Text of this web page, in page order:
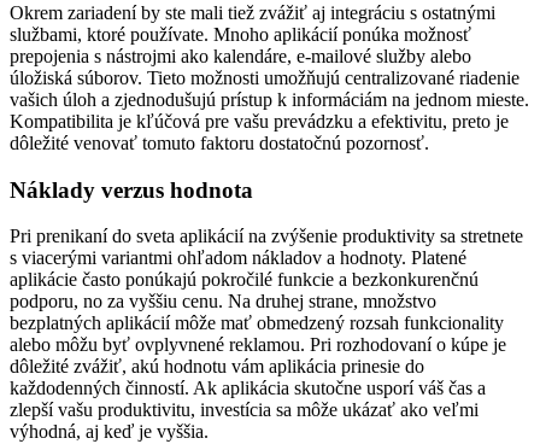
Okrem zariadení by ste mali tiež zvážiť aj integráciu s ostatnými
službami, ktoré používate. Mnoho aplikácií ponúka možnosť
prepojenia s nástrojmi ako kalendáre, e-mailové služby alebo
úložiská súborov. Tieto možnosti umožňujú centralizované riadenie
vašich úloh a zjednodušujú prístup k informáciám na jednom mieste.
Kompatibilita je kľúčová pre vašu prevádzku a efektivitu, preto je
dôležité venovať tomuto faktoru dostatočnú pozornosť.
Náklady verzus hodnota
Pri prenikaní do sveta aplikácií na zvýšenie produktivity sa stretnete
s viacerými variantmi ohľadom nákladov a hodnoty. Platené
aplikácie často ponúkajú pokročilé funkcie a bezkonkurenčnú
podporu, no za vyššiu cenu. Na druhej strane, množstvo
bezplatných aplikácií môže mať obmedzený rozsah funkcionality
alebo môžu byť ovplyvnené reklamou. Pri rozhodovaní o kúpe je
dôležité zvážiť, akú hodnotu vám aplikácia prinesie do
každodenných činností. Ak aplikácia skutočne usporí váš čas a
zlepší vašu produktivitu, investícia sa môže ukázať ako veľmi
výhodná, aj keď je vyššia.